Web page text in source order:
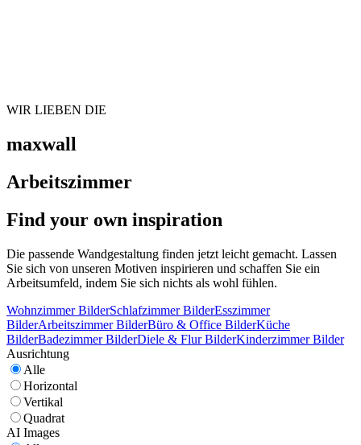
WIR LIEBEN DIE
maxwall
Arbeitszimmer
Find your own inspiration
Die passende Wandgestaltung finden jetzt leicht gemacht. Lassen
Sie sich von unseren Motiven inspirieren und schaffen Sie ein
Arbeitsumfeld, indem Sie sich nichts als wohl fühlen.
Wohnzimmer BilderSchlafzimmer BilderEsszimmer
BilderArbeitszimmer BilderBüro & Office BilderKüche
BilderBadezimmer BilderDiele & Flur BilderKinderzimmer Bilder
Ausrichtung
Alle
Horizontal
Vertikal
Quadrat
AI Images